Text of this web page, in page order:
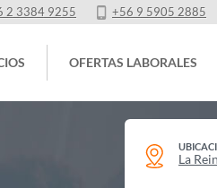
2 3384 9255 +56 9 5905 2885
OFERTAS LABORALES
La